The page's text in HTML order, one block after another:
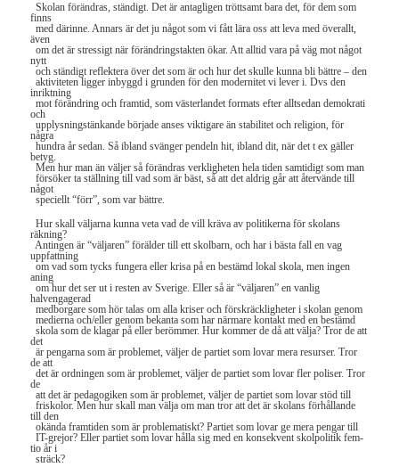
Skolan förändras, ständigt. Det är antagligen tröttsamt bara det, för dem som
finns
med därinne. Annars är det ju något som vi fått lära oss att leva med överallt,
även
om det är stressigt när förändringstakten ökar. Att alltid vara på väg mot något
nytt
och ständigt reflektera över det som är och hur det skulle kunna bli bättre – den
aktiviteten ligger inbyggd i grunden för den modernitet vi lever i. Dvs den
inriktning
mot förändring och framtid, som västerlandet formats efter alltsedan demokrati
och
upplysningstänkande började anses viktigare än stabilitet och religion, för
några
hundra år sedan. Så ibland svänger pendeln hit, ibland dit, när det t ex gäller
betyg.
Men hur man än väljer så förändras verkligheten hela tiden samtidigt som man
försöker ta ställning till vad som är bäst, så att det aldrig går att återvände till
något
speciellt “förr”, som var bättre.
Hur skall väljarna kunna veta vad de vill kräva av politikerna för skolans
räkning?
Antingen är “väljaren” förälder till ett skolbarn, och har i bästa fall en vag
uppfattning
om vad som tycks fungera eller krisa på en bestämd lokal skola, men ingen
aning
om hur det ser ut i resten av Sverige. Eller så är “väljaren” en vanlig
halvengagerad
medborgare som hör talas om alla kriser och förskräckligheter i skolan genom
medierna och/eller genom bekanta som har närmare kontakt med en bestämd
skola som de klagar på eller berömmer. Hur kommer de då att välja? Tror de att
det
är pengarna som är problemet, väljer de partiet som lovar mera resurser. Tror
de att
det är ordningen som är problemet, väljer de partiet som lovar fler poliser. Tror
de
att det är pedagogiken som är problemet, väljer de partiet som lovar stöd till
friskolor. Men hur skall man välja om man tror att det är skolans förhållande
till den
okända framtiden som är problematiskt? Partiet som lovar ge mera pengar till
IT-grejor? Eller partiet som lovar hålla sig med en konsekvent skolpolitik fem-
tio år i
sträck?